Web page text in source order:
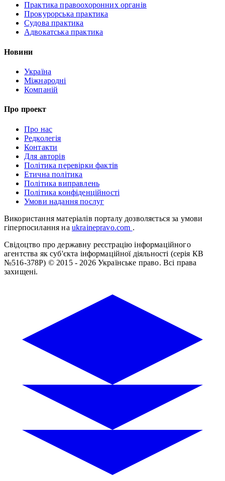
Практика правоохоронних органів
Прокурорська практика
Судова практика
Адвокатська практика
Новини
Україна
Міжнародні
Компаній
Про проект
Про нас
Редколегія
Контакти
Для авторів
Політика перевірки фактів
Етична політика
Політика виправлень
Політика конфіденційності
Умови надання послуг
Використання матеріалів порталу дозволяється за умови
гіперпосилання на ukrainepravo.com .
Свідоцтво про державну реєстрацію інформаційного
агентства як суб'єкта інформаційної діяльності (серія КВ
№516-378Р) © 2015 - 2026 Українське право. Всі права
захищені.